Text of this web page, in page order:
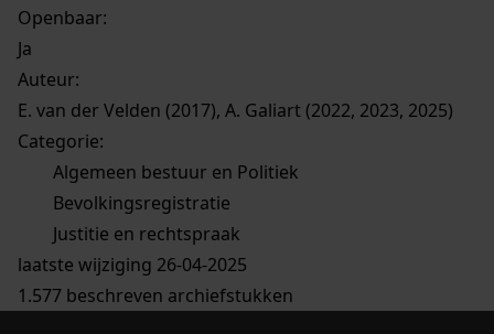
Openbaar:
Ja
Auteur:
E. van der Velden (2017), A. Galiart (2022, 2023, 2025)
Categorie:
Algemeen bestuur en Politiek
Bevolkingsregistratie
Justitie en rechtspraak
laatste wijziging 26-04-2025
1.577 beschreven archiefstukken